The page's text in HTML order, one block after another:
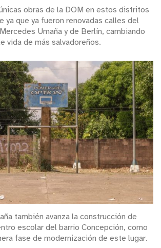
obras de la DOM en estos distritos
ya que ya fueron renovadas calles del
Umaña y de Berlín, cambiando
vida de más salvadoreños.
también avanza la construcción de
escolar del barrio Concepción, como
fase de modernización de este lugar.